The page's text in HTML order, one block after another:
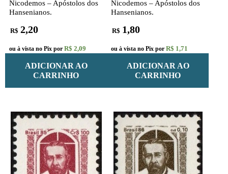
Nicodemos – Apóstolos dos
Hansenianos.
R$ 2,20
ou à vista no Pix por R$ 2,09
ADICIONAR AO
CARRINHO
Nicodemos – Apóstolos dos
Hansenianos.
R$ 1,80
ou à vista no Pix por R$ 1,71
ADICIONAR AO
CARRINHO